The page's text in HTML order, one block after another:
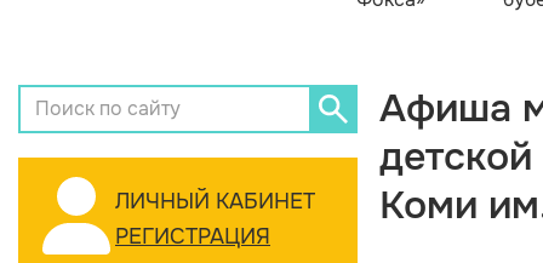
ЛИЧНЫЙ КАБИНЕТ
РЕГИСТРАЦИЯ
Афиша
Коми